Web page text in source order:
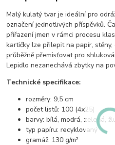
Malý kulatý tvar je ideální pro
označení jednotlivých příspěvků.
přiřazení jmen v rámci procesu
kartičky lze přilepit na papír,
průběžně přemisťovat pro
Lepidlo nezanechává zbytky na
Technické specifikace:
rozměry: 9,5 cm
počet listů: 100 (4x25)
barvy: bílá, modrá, zelená,
typ papíru: recyklovaný
gramáž: 130 g/m²